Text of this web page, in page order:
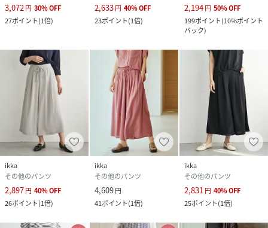
3,072円 30%OFF
27ポイント(1倍)
2,633円 40%OFF
23ポイント(1倍)
2,194円 50%OFF
199ポイント(10%ポイント
バック)
ikka
その他のパンツ
2,897円 40%OFF
26ポイント(1倍)
ikka
その他のパンツ
4,609円
41ポイント(1倍)
ikka
その他のパンツ
2,831円 40%OFF
25ポイント(1倍)